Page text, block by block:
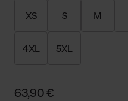
XS S M
4XL 5XL
63,90 €